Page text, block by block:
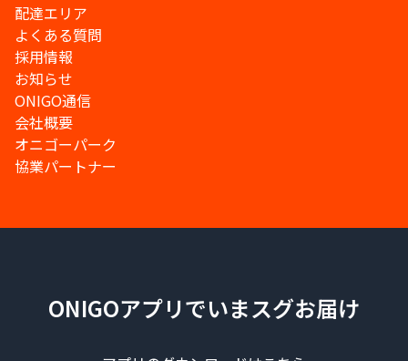
配達エリア
よくある質問
採用情報
お知らせ
ONIGO通信
会社概要
オニゴーパーク
協業パートナー
ONIGOアプリでいまスグお届け